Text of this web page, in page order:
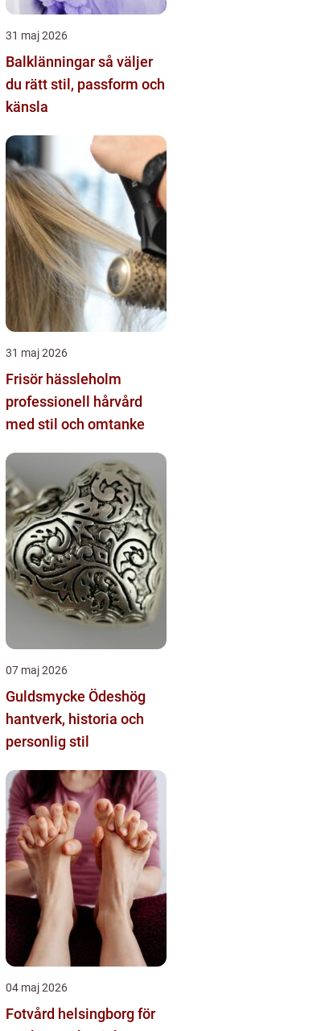
31 maj 2026
Balklänningar så väljer
du rätt stil, passform och
känsla
31 maj 2026
Frisör hässleholm
professionell hårvård
med stil och omtanke
07 maj 2026
Guldsmycke Ödeshög
hantverk, historia och
personlig stil
04 maj 2026
Fotvård helsingborg för